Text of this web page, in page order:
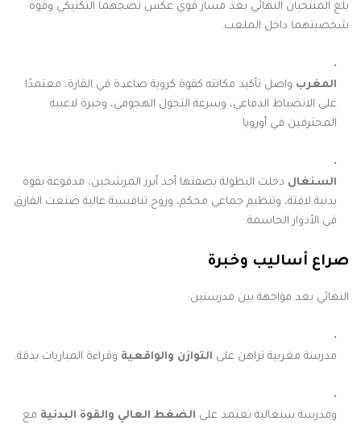
بلغ المنتخبان النهائي بعد مسار قوي عكس نضجهما التكتيكي وقوة
شخصيتهما داخل الملعب.
المغرب واصل تأكيد مكانته كقوة كروية صاعدة في القارة، معتمدًا
على الانضباط الدفاعي، وسرعة التحول الهجومي، وخبرة لاعبيه
المحترفين في أوروبا.
السنغال دخلت البطولة بصفتها أحد أبرز المرشحين، مدفوعة بقوة
بدنية لافتة، وتنظيم جماعي محكم، وروح تنافسية عالية صنعت الفارق
في الأدوار الحاسمة.
صراع أساليب وخبرة
النهائي يعد مواجهة بين مدرستين:
مدرسة مغربية تراهن على التوازن والواقعية وقراءة المباريات بدقة.
ومدرسة سنغالية تعتمد على الضغط العالي والقوة البدنية مع